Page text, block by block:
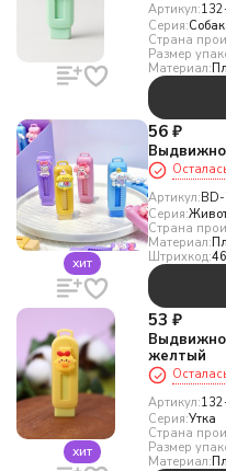
Артикул:
Серия:
Страна
Размер
Материал:
хит
56 ₽
Артикул:
Серия:
Страна
Материал:
Штрихкод:
хит
53 ₽
желтый
Артикул:
Серия:Утка
Страна
Размер
Материал: